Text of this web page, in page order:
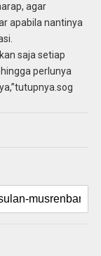
agar
apabila nantinya
saja setiap
perlunya